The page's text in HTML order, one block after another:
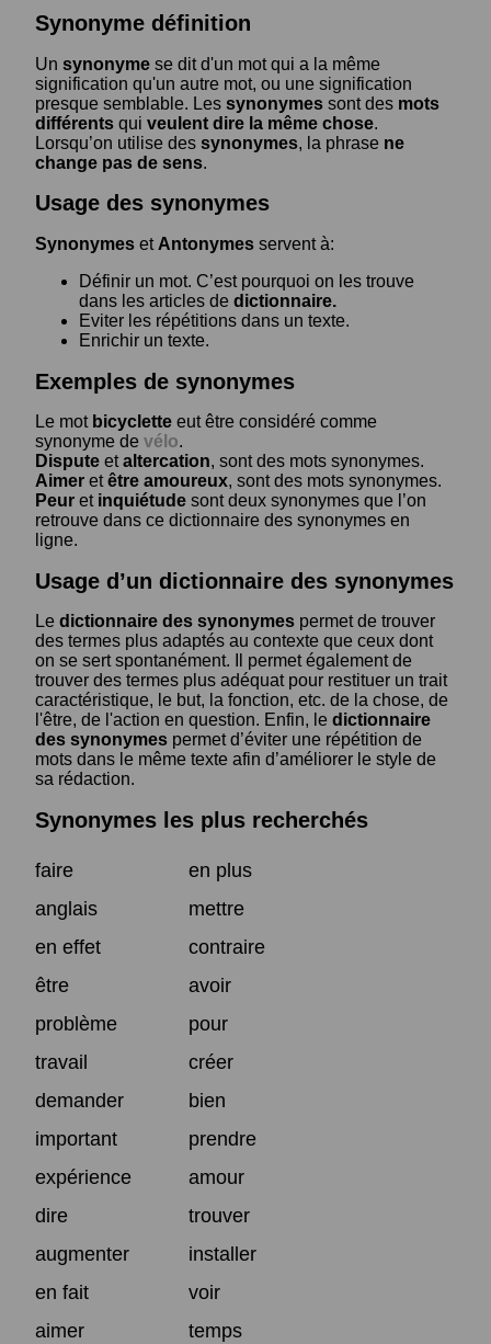
Synonyme définition
Un synonyme se dit d'un mot qui a la même
signification qu'un autre mot, ou une signification
presque semblable. Les synonymes sont des mots
différents qui veulent dire la même chose.
Lorsqu’on utilise des synonymes, la phrase ne
change pas de sens.
Usage des synonymes
Synonymes et Antonymes servent à:
Définir un mot. C’est pourquoi on les trouve
dans les articles de dictionnaire.
Eviter les répétitions dans un texte.
Enrichir un texte.
Exemples de synonymes
Le mot bicyclette eut être considéré comme
synonyme de vélo.
Dispute etaltercation, sont des mots synonymes.
Aimer etêtre amoureux, sont des mots synonymes.
Peur et inquiétude sont deux synonymes que l’on
retrouve dans ce dictionnaire des synonymes en
ligne.
Usage d’un dictionnaire des synonymes
Le dictionnaire des synonymes permet de trouver
des termes plus adaptés au contexte que ceux dont
on se sert spontanément. Il permet également de
trouver des termes plus adéquat pour restituer un trait
caractéristique, le but, la fonction, etc. de la chose, de
l'être, de l'action en question. Enfin, le dictionnaire
des synonymes permet d’éviter une répétition de
mots dans le même texte afin d’améliorer le style de
sa rédaction.
Synonymes les plus recherchés
faire
en plus
anglais
mettre
en effet
contraire
être
avoir
problème
pour
travail
créer
demander
bien
important
prendre
expérience
amour
dire
trouver
augmenter
installer
en fait
voir
aimer
temps